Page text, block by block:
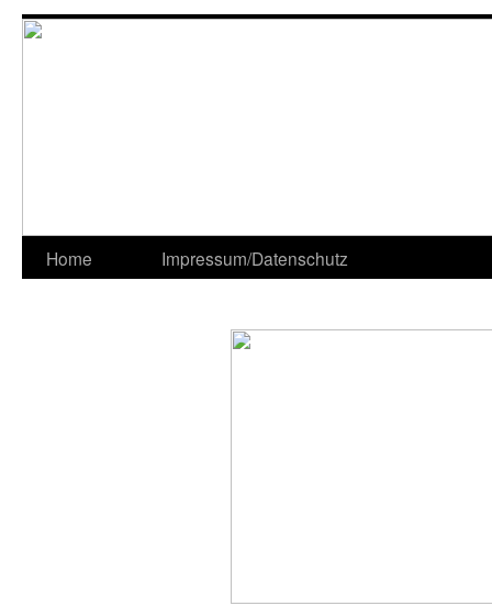
Home Impressum/Datenschutz